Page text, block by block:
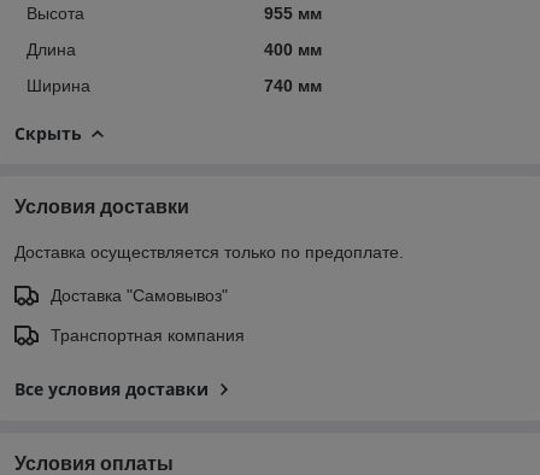
Высота
955 мм
Длина
400 мм
Ширина
740 мм
Скрыть
Условия доставки
Доставка осуществляется только по предоплате.
Доставка "Самовывоз"
Транспортная компания
Все условия доставки
Условия оплаты